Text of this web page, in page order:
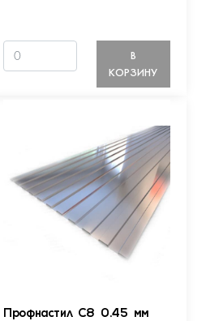
В
КОРЗИНУ
Профнастил С8 0.45 мм